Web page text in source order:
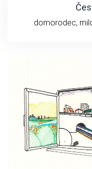
domorodec,